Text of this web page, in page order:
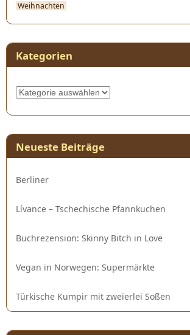
Weihnachten
Kategorien
Kategorien
Neueste Beiträge
Berliner
Lívance – Tschechische Pfannkuchen
Buchrezension: Skinny Bitch in Love
Vegan in Norwegen: Supermärkte
Türkische Kumpir mit zweierlei Soßen